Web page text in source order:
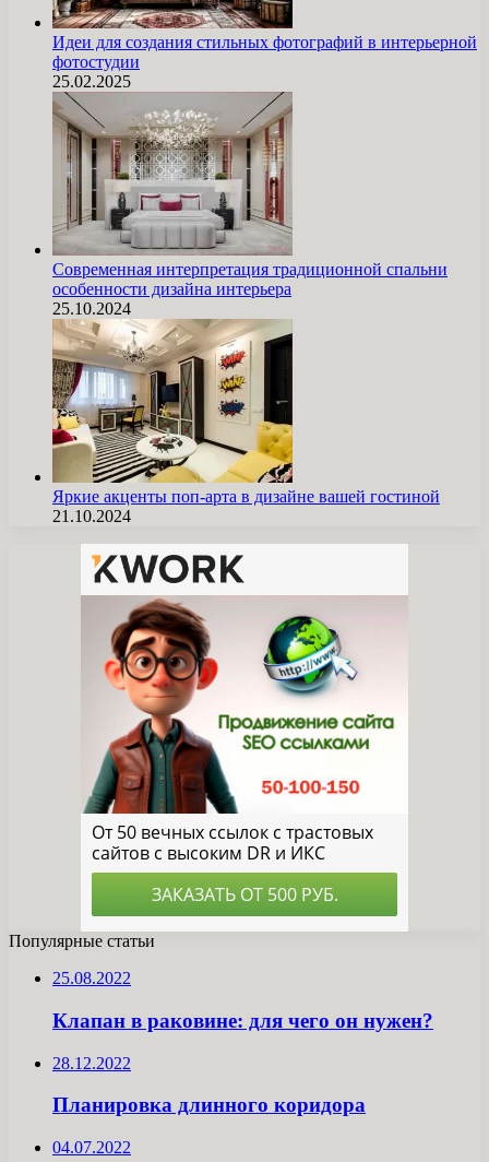
Идеи для создания стильных фотографий в интерьерной
фотостудии
25.02.2025
Современная интерпретация традиционной спальни
особенности дизайна интерьера
25.10.2024
Яркие акценты поп-арта в дизайне вашей гостиной
21.10.2024
Популярные статьи
25.08.2022
Клапан в раковине: для чего он нужен?
28.12.2022
Планировка длинного коридора
04.07.2022